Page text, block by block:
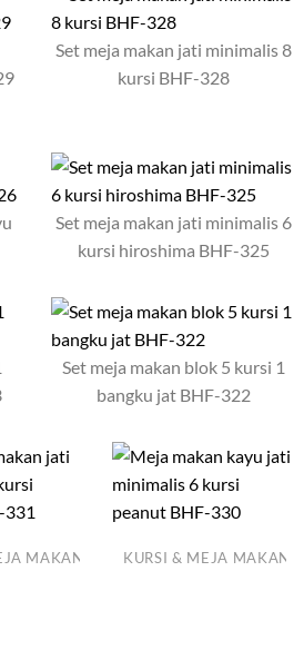
Set meja makan jati minimalis 8
kursi BHF-328
Set meja makan jati minimalis 6
kursi hiroshima BHF-325
Set meja makan blok 5 kursi 1
bangku jat BHF-322
MAKAN KURSI & MEJA MAKAN